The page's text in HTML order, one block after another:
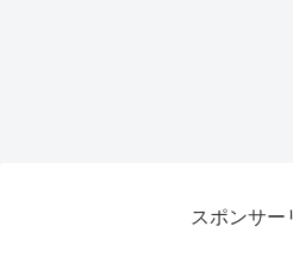
スポンサー